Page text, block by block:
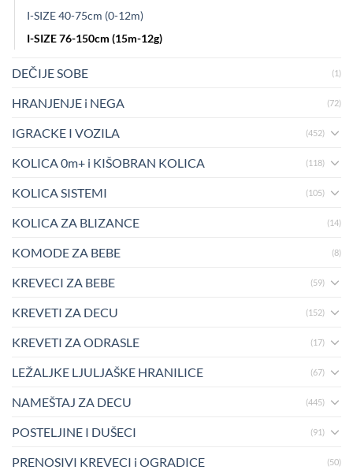
I-SIZE 40-75cm (0-12m)
I-SIZE 76-150cm (15m-12g)
DEČIJE SOBE (1)
HRANJENJE i NEGA (72)
IGRACKE I VOZILA (452)
KOLICA 0m+ i KIŠOBRAN KOLICA (118)
KOLICA SISTEMI (105)
KOLICA ZA BLIZANCE (14)
KOMODE ZA BEBE (8)
KREVECI ZA BEBE (59)
KREVETI ZA DECU (152)
KREVETI ZA ODRASLE (17)
LEŽALJKE LJULJAŠKE HRANILICE (67)
NAMEŠTAJ ZA DECU (445)
POSTELJINE I DUŠECI (91)
PRENOSIVI KREVECI i OGRADICE (50)